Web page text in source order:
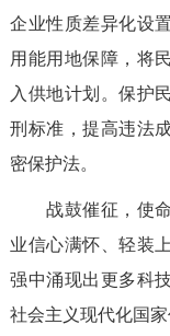
企业性质差异化设
用能用地保障，将
入供地计划。保护
刑标准，提高违法
密保护法。
战鼓催征，使
业信心满怀 、轻装
强中涌现出更多科
社会主义现代化国家